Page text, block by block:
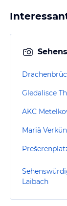
Gledalisce
AKC
Laibach